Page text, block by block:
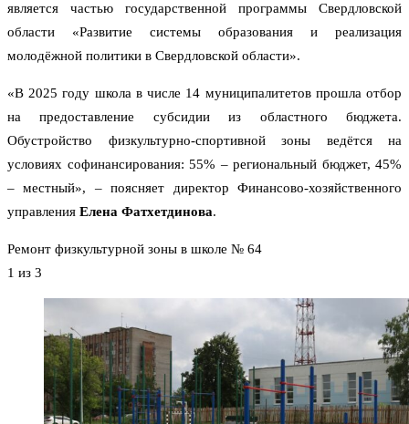
является частью государственной программы Свердловской
области «Развитие системы образования и реализация
молодёжной политики в Свердловской области».
«В 2025 году школа в числе 14 муниципалитетов прошла отбор
на предоставление субсидии из областного бюджета.
Обустройство физкультурно-спортивной зоны ведётся на
условиях софинансирования: 55% – региональный бюджет, 45%
– местный», – поясняет директор Финансово-хозяйственного
управления Елена Фатхетдинова.
Ремонт физкультурной зоны в школе № 64
1 из 3